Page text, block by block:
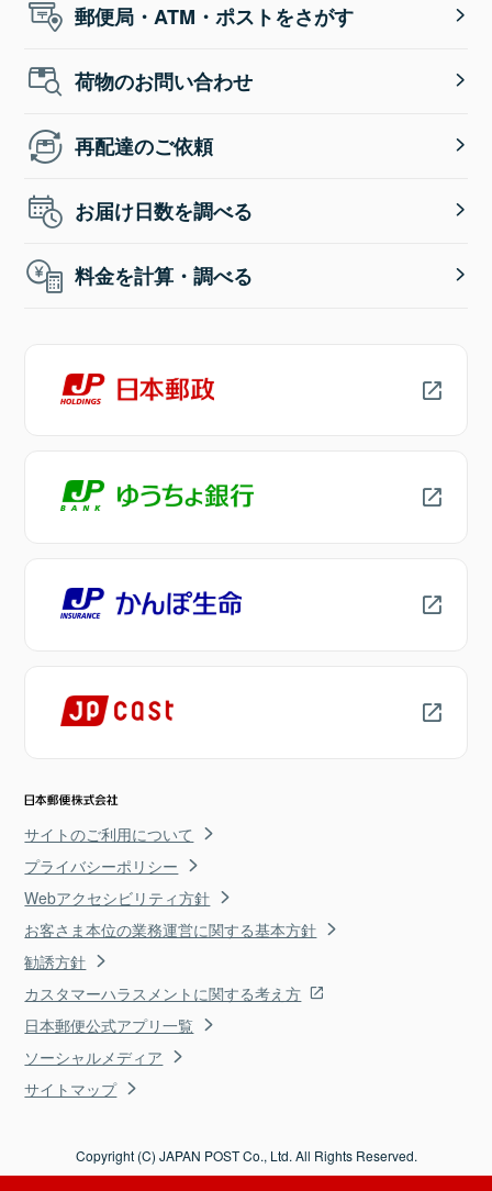
郵便局・ATM・ポストをさがす
荷物のお問い合わせ
再配達のご依頼
お届け日数を調べる
料金を計算・調べる
サイトのご利用について
プライバシーポリシー
Webアクセシビリティ方針
お客さま本位の業務運営に関する基本方針
勧誘方針
カスタマーハラスメントに関する考え方
日本郵便公式アプリ一覧
ソーシャルメディア
サイトマップ
Copyright (C) JAPAN POST Co., Ltd. All Rights Reserved.